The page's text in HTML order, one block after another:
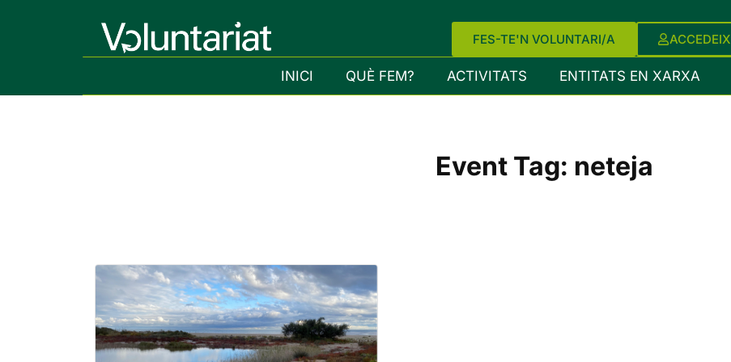
FES-TE'N VOLUNTARI/A ACCEDEIX
INICI QUÈ FEM? ACTIVITATS ENTITATS EN XARXA
Event Tag: neteja